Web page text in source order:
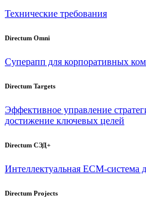
Технические требования
Directum Omni
Суперапп для корпоративных
Directum Targets
Эффективное управление
достижение ключевых целей
Directum СЭД+
Интеллектуальная ECM-система
Directum Projects